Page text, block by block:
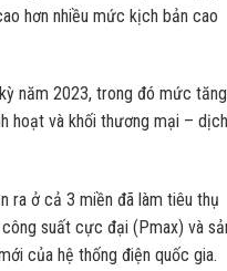
hơn nhiều mức kịch bản cao
năm 2023, trong đó mức tăng
hoạt và khối thương mại – dịch
ra ở cả 3 miền đã làm tiêu thụ
suất cực đại (Pmax) và
của hệ thống điện quốc gia.